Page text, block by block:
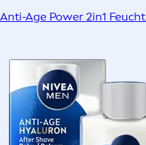
Anti-Age Power 2in1